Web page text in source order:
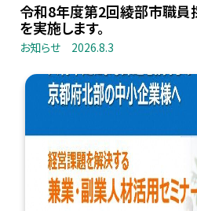
令和8年度第2回綾部市職員
を実施します。
お知らせ 2026.8.3